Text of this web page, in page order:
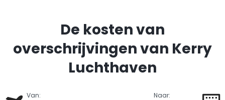
De kosten van
overschrijvingen van Kerry
Luchthaven
Van: Naar: